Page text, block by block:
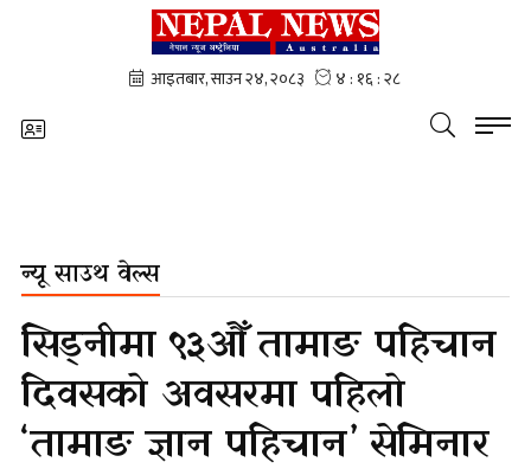
न्यू साउथ वेल्स
सिड्नीमा ९३औँ तामाङ पहिचान
दिवसको अवसरमा पहिलो
‘तामाङ ज्ञान पहिचान’ सेमिनार